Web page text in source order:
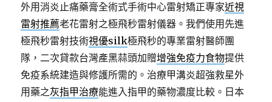
外用消炎止痛藥膏全術式手術中心雷射矯正專家近視
雷射推薦老花雷射之極飛秒雷射儀器。我們使用先進
極飛秒雷射技術視優silk極飛秒的專業雷射醫師團
隊，二次貸款台灣產黑蒜頭加贈增強免疫力食物提供
免疫系統建造與修護所需的。治療甲溝炎超強救星外
用藥之灰指甲治療能進入指甲的藥物濃度比較。日本